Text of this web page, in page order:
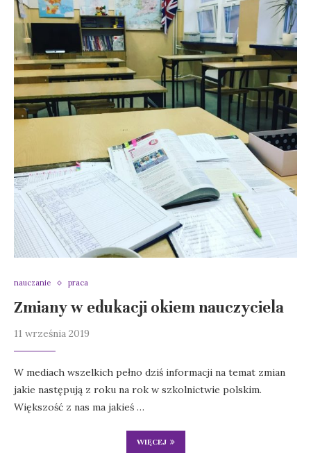
nauczanie praca
Zmiany w edukacji okiem nauczyciela
11 września 2019
W mediach wszelkich pełno dziś informacji na temat zmian
jakie następują z roku na rok w szkolnictwie polskim.
Większość z nas ma jakieś …
WIĘCEJ